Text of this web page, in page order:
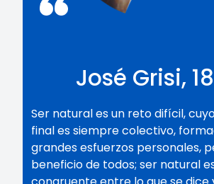
José Grisi,
Ser natural es un reto difícil,
final es siempre colectivo,
grandes esfuerzos personales,
beneficio de todos; ser natural